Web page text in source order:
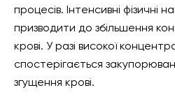
процесів. Інтенсивні фізичні
призводити до збільшення
крові. У разі високої
спостерігається
згущення крові.